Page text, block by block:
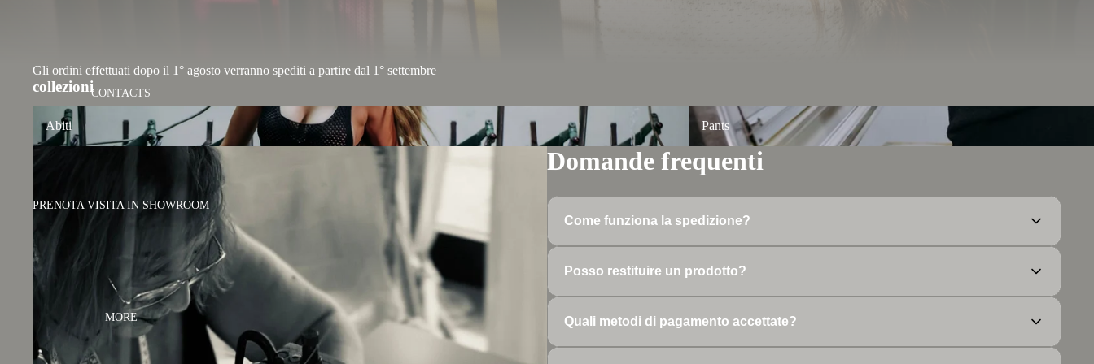
CONTACTS
PRENOTA VISITA IN SHOWROOM
MORE
Gli ordini effettuati dopo il 1° agosto verranno spediti a partire dal 1° settembre
collezioni
Abiti
Pants
Pants
Domande frequenti
Come funziona la spedizione?
Offriamo spedizione gratuita per ordini superiori a 50€. La consegna avviene in 3-5 giorni lavorativi.
Posso restituire un prodotto?
Sì, accettiamo resi entro 30 giorni dall'acquisto. Il prodotto deve essere nelle condizioni originali.
Quali metodi di pagamento accettate?